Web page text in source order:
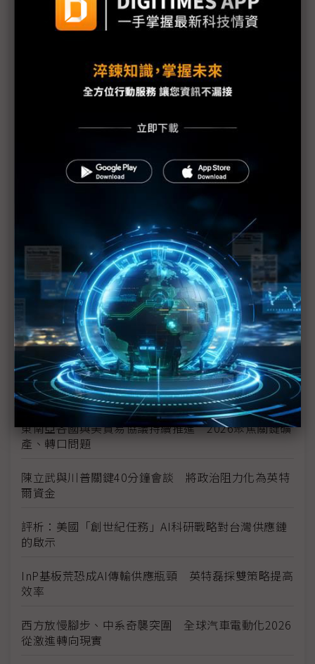
川普10萬美元H-1B簽證費用爭議延燒 美國商會提起
如何綁住晶圓代工龍頭手腳
從DeepSeek到H200鬆綁 盤點NVIDIA 2025年十大
新的逆襲之路？ 業者估未來5~10年中國將竄出多家
未蒙其利先受其害 美國製造業景氣連9個月衰退
H200效能翻6倍、價格增3成 NVIDIA「清庫存」仍
讓中國動心
豐田目標2026全球生產破千萬輛 HEV需求強勁跨越
電動車放緩影響
東南亞各國與美貿易協議持續推進 2026聚焦關鍵礦
產、轉口問題
陳立武與川普關鍵40分鐘會談 將政治阻力化為英特
爾資金
評析：美國「創世紀任務」AI科研戰略對台灣供應鏈
的啟示
InP基板荒恐成AI傳輸供應瓶頸 英特磊採雙策略提高
效率
西方放慢腳步、中系奇襲突圍 全球汽車電動化2026
從激進轉向現實